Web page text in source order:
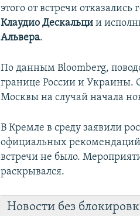
этого от встречи
Клаудио Дескальци и
Альвера.
По данным Bloomberg,
границе России и Украины.
Москвы на случай начала
В Кремле в среду заявили
официальных рекомендаций
встречи не было.
раскрывался.
Новости без